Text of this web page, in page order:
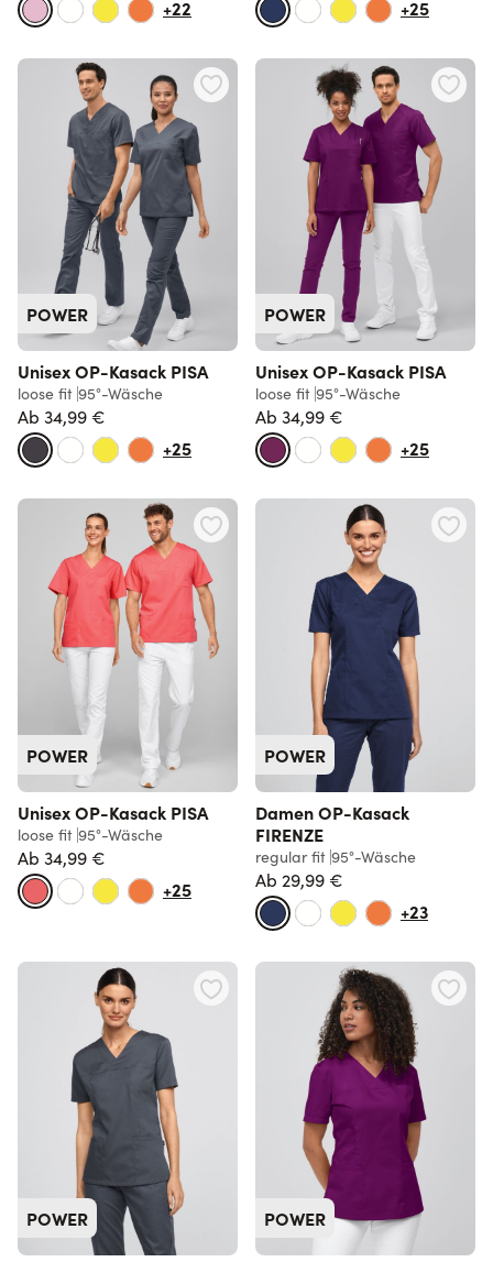
+22 +25
POWER
Unisex OP-Kasack PISA
loose fit 95°-Wäsche
Ab 34,99 €
+25
POWER
Unisex OP-Kasack PISA
loose fit 95°-Wäsche
Ab 34,99 €
+25
POWER
Unisex OP-Kasack PISA
loose fit 95°-Wäsche
Ab 34,99 €
+25
POWER
Damen OP-Kasack
FIRENZE
regular fit 95°-Wäsche
Ab 29,99 €
+23
POWER POWER